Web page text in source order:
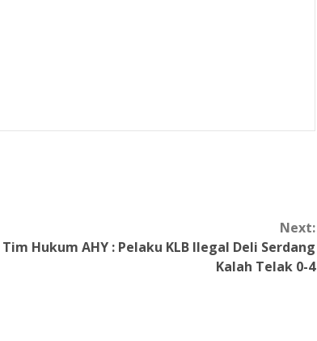
Next:
Tim Hukum AHY : Pelaku KLB Ilegal Deli Serdang
Kalah Telak 0-4